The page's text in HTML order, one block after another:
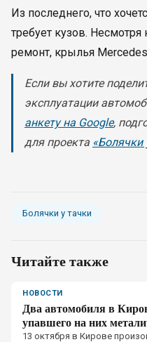
Из последнего, что
требует кузов.
ремонт, крылья
Если вы хотите
эксплуатации
анкету на Google,
для проекта «Болячки
Болячки у тачки
Читайте также
НОВОСТИ
Два автомобиля в
упавшего на них
13 октября в Кирове